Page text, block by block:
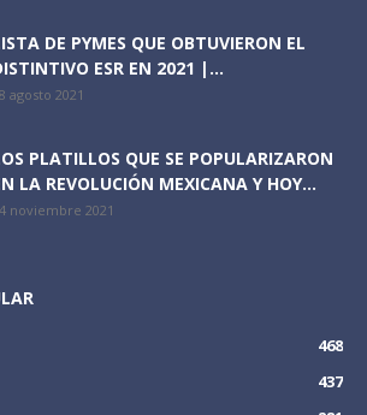
DE PYMES QUE OBTUVIERON EL
ESR EN 2021 |...
agosto 2021
PLATILLOS QUE SE POPULARIZARON
LA REVOLUCIÓN MEXICANA Y HOY...
noviembre 2021
468
437